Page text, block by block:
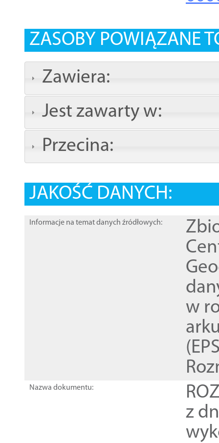
ZASOBY POWIĄZANE
Zawiera:
Jest zawarty w:
Przecina:
JAKOŚĆ DANYCH:
Informacje na temat danych źródłowych:
w
Nazwa dokumentu:
z